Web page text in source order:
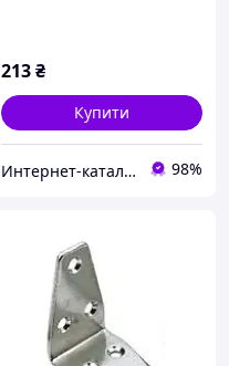
213₴
Купити
Интерн​ет-кат​а​л​ог ск​​и​до​к "GALANTI" 98%